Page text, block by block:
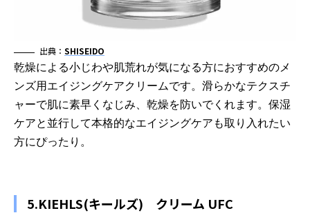
出典： SHISEIDO
乾燥による小じわや肌荒れが気になる方におすすめのメ
ンズ用エイジングケアクリームです。滑らかなテクスチ
ャーで肌に素早くなじみ、乾燥を防いでくれます。保湿
ケアと並行して本格的なエイジングケアも取り入れたい
方にぴったり。
5.KIEHLS(キールズ) クリーム UFC